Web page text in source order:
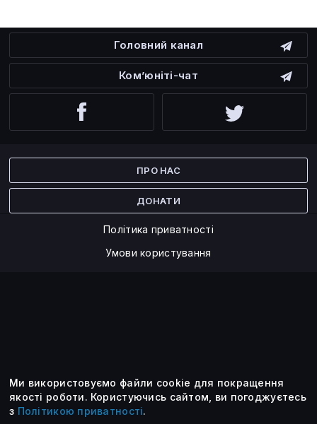
Головний канал
Ком’юніті-чат
ПРО НАС
ДОНАТИ
Політика приватності
Умови користування
©2014 — 2026
Усі опубліковані матеріали належать ForkLog. Ви можете
Ми використовуємо файли cookie для покращення
якості роботи. Користуючись сайтом, ви погоджуєтесь
з Політикою приватності.